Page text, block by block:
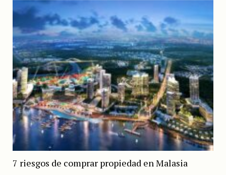
7 riesgos de comprar propiedad en Malasia